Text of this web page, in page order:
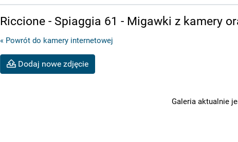
Riccione - Spiaggia 61 - Migawki z kamery
« Powrót do kamery internetowej
Dodaj nowe zdjęcie
Galeria aktualnie